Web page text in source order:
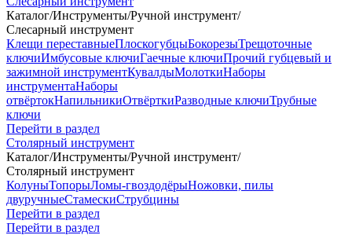
Каталог/Инструменты/Ручной инструмент/
Слесарный инструмент
Клещи переставныеПлоскогубцыБокорезыТрещоточные
ключиИмбусовые ключиГаечные ключиПрочий губцевый и
зажимной инструментКувалдыМолоткиНаборы
инструментаНаборы
отвёртокНапильникиОтвёрткиРазводные ключиТрубные
ключи
Перейти в раздел
Столярный инструмент
Каталог/Инструменты/Ручной инструмент/
Столярный инструмент
КолуныТопорыЛомы-гвоздодёрыНожовки, пилы
двуручныеСтамескиСтрубцины
Перейти в раздел
Перейти в раздел